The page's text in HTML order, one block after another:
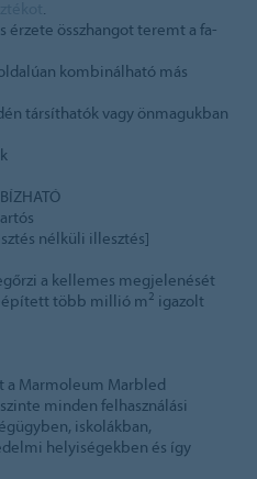
.
érzete összhangot teremt a fa-
kombinálható más
társíthatók vagy önmagukban
nélküli illesztés]
a kellemes megjelenését
több millió m 2 igazolt
a Marmoleum Marbled
minden felhasználási
iskolákban,
helyiségekben és így